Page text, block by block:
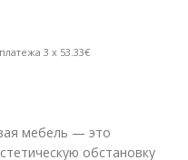
3 x 53.33€
мебель — это
обстановку